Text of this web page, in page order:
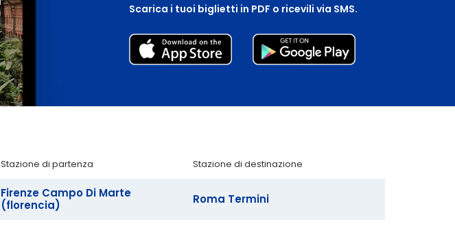
Scarica i tuoi biglietti in PDF o ricevili via SMS.
Stazione di partenza Stazione di destinazione
Firenze Campo Di Marte
(florencia)
Roma Termini